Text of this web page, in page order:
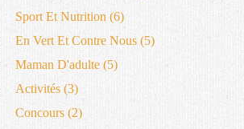
Sport Et Nutrition (6)
En Vert Et Contre Nous (5)
Maman D'adulte (5)
Activités (3)
Concours (2)